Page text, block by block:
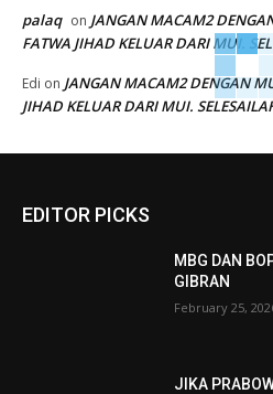
palaq on JANGAN MACAM2
FATWA JIHAD KELUAR DARI MUI.
Edi on JANGAN MACAM2 DENGAN
JIHAD KELUAR DARI MUI.
EDITOR PICKS
MBG DAN
GIBRAN
February 25,
JIKA